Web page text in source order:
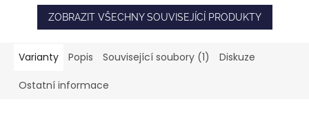
ZOBRAZIT VŠECHNY SOUVISEJÍCÍ PRODUKTY
Varianty Popis Související soubory (1) Diskuze
Ostatní informace